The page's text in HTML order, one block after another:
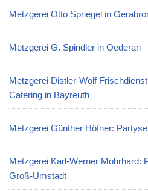
Metzgerei Otto Spriegel in
Metzgerei G. Spindler in Oederan
Metzgerei Distler-Wolf
Catering in Bayreuth
Metzgerei Günther Höfner:
Metzgerei Karl-Werner Mohrhard:
Groß-Umstadt